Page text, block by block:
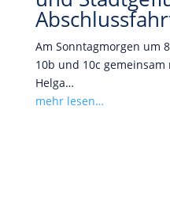
Am Sonntagmorgen um
10b und 10c
Helga…
mehr lesen…